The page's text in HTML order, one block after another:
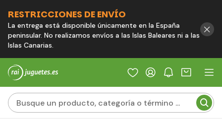
RESTRICCIONES DE ENVÍO
La entrega está disponible únicamente en la España
peninsular. No realizamos envíos a las Islas Baleares ni a las
Islas Canarias.